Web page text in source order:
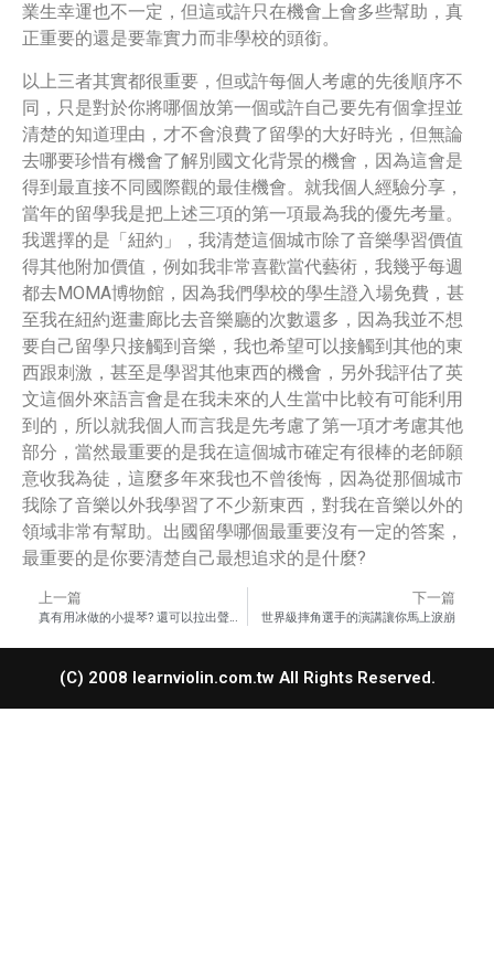
業生幸運也不一定，但這或許只在機會上會多些幫助，真
正重要的還是要靠實力而非學校的頭銜。
以上三者其實都很重要，但或許每個人考慮的先後順序不
同，只是對於你將哪個放第一個或許自己要先有個拿捏並
清楚的知道理由，才不會浪費了留學的大好時光，但無論
去哪要珍惜有機會了解別國文化背景的機會，因為這會是
得到最直接不同國際觀的最佳機會。就我個人經驗分享，
當年的留學我是把上述三項的第一項最為我的優先考量。
我選擇的是「紐約」，我清楚這個城市除了音樂學習價值
得其他附加價值，例如我非常喜歡當代藝術，我幾乎每週
都去MOMA博物館，因為我們學校的學生證入場免費，甚
至我在紐約逛畫廊比去音樂廳的次數還多，因為我並不想
要自己留學只接觸到音樂，我也希望可以接觸到其他的東
西跟刺激，甚至是學習其他東西的機會，另外我評估了英
文這個外來語言會是在我未來的人生當中比較有可能利用
到的，所以就我個人而言我是先考慮了第一項才考慮其他
部分，當然最重要的是我在這個城市確定有很棒的老師願
意收我為徒，這麼多年來我也不曾後悔，因為從那個城市
我除了音樂以外我學習了不少新東西，對我在音樂以外的
領域非常有幫助。出國留學哪個最重要沒有一定的答案，
最重要的是你要清楚自己最想追求的是什麼?
上一篇
真有用冰做的小提琴? 還可以拉出聲音?
下一篇
世界級摔角選手的演講讓你馬上淚崩
(C) 2008 learnviolin.com.tw All Rights Reserved.